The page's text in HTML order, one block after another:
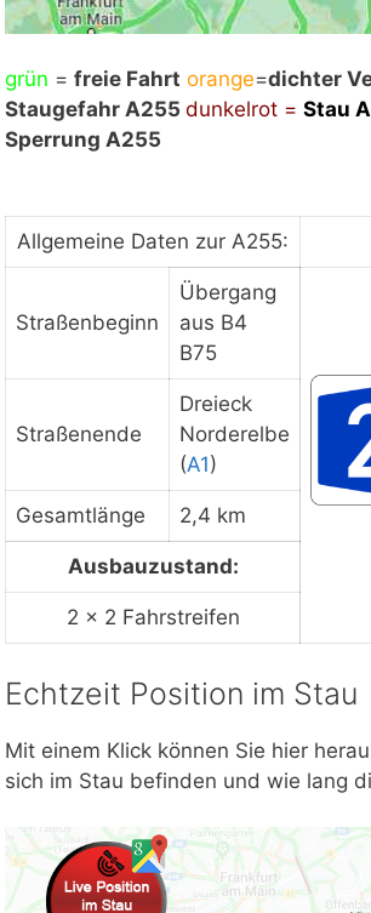
Mit Klick auf „Staukarte laden“
Inhalte von Google nachgeladen.
auf "Staukarte laden"
Staukarte laden
grün = freie Fahrt orange=dichter
Staugefahr A255 dunkelrot = Stau
Sperrung A255
Allgemeine Daten zur A255:
Straßenbeginn
Übergang
aus B4
B75
Straßenende
Dreieck
Norderelbe
(A1)
Gesamtlänge 2,4 km
Ausbauzustand:
2 × 2 Fahrstreifen
Echtzeit Position im Stau
Mit einem Klick können Sie hier
sich im Stau befinden und wie lang